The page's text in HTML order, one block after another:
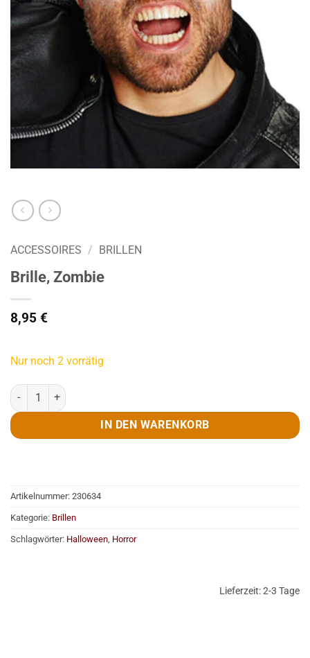
ACCESSOIRES / BRILLEN
Brille, Zombie
8,95 €
Nur noch 2 vorrätig
Brille, Zombie Menge
IN DEN WARENKORB
Artikelnummer: 230634
Kategorie: Brillen
Schlagwörter: Halloween Horror
Lieferzeit:2-3 Tage